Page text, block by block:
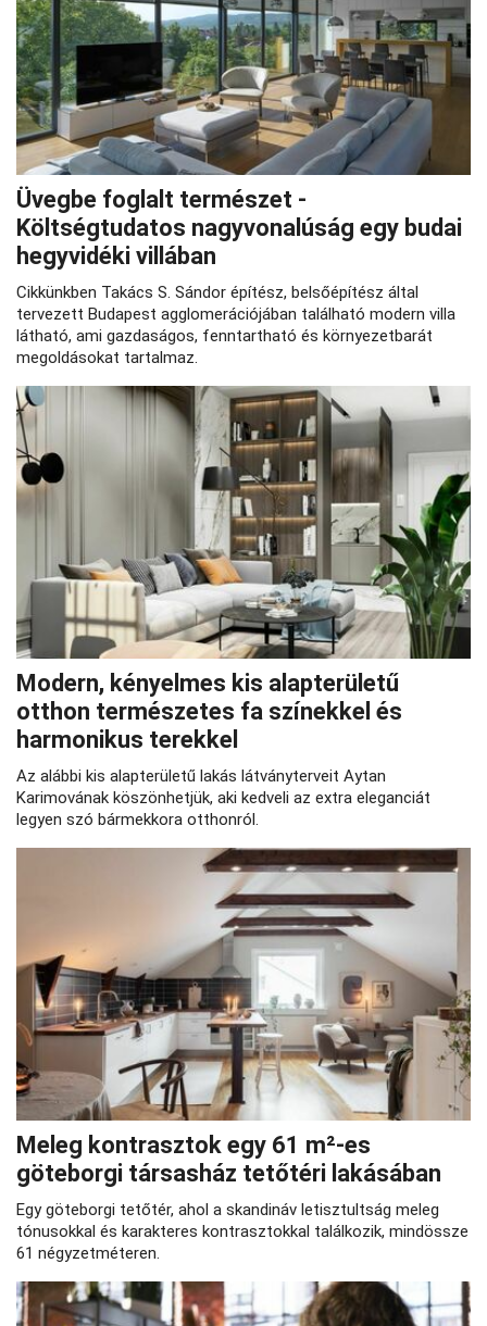
Üvegbe foglalt természet -
Költségtudatos nagyvonalúság egy budai
hegyvidéki villában
Cikkünkben Takács S. Sándor építész, belsőépítész által
tervezett Budapest agglomerációjában található modern villa
látható, ami gazdaságos, fenntartható és környezetbarát
megoldásokat tartalmaz.
Modern, kényelmes kis alapterületű
otthon természetes fa színekkel és
harmonikus terekkel
Az alábbi kis alapterületű lakás látványterveit Aytan
Karimovának köszönhetjük, aki kedveli az extra eleganciát
legyen szó bármekkora otthonról.
Meleg kontrasztok egy 61 m²-es
göteborgi társasház tetőtéri lakásában
Egy göteborgi tetőtér, ahol a skandináv letisztultság meleg
tónusokkal és karakteres kontrasztokkal találkozik, mindössze
61 négyzetméteren.